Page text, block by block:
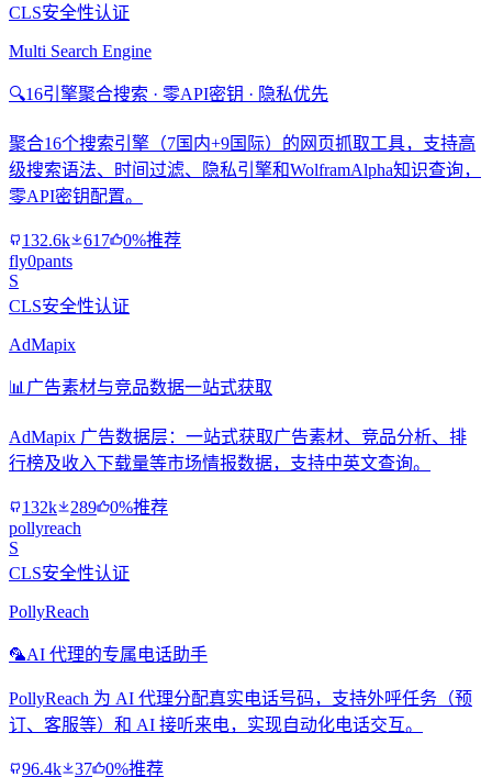
CLS安全性认证
Multi Search Engine
🔍16引擎聚合搜索 · 零API密钥 · 隐私优先
聚合16个搜索引擎（7国内+9国际）的网页抓取工具，支持高
级搜索语法、时间过滤、隐私引擎和WolframAlpha知识查询，
零API密钥配置。
132.6k 617
0%推荐
fly0pants
S
CLS安全性认证
AdMapix
📊 广告素材与竞品数据一站式获取
AdMapix 广告数据层：一站式获取广告素材、竞品分析、排
行榜及收入下载量等市场情报数据，支持中英文查询。
132k 289
0%推荐
pollyreach
S
CLS安全性认证
PollyReach
🦜AI 代理的专属电话助手
PollyReach 为 AI 代理分配真实电话号码，支持外呼任务（预
订、客服等）和 AI 接听来电，实现自动化电话交互。
96.4k 37 0%推荐